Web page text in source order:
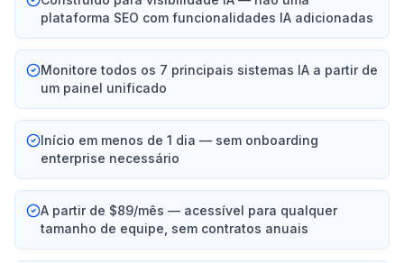
plataforma SEO com funcionalidades IA adicionadas
Monitore todos os 7 principais sistemas IA a partir de
um painel unificado
Início em menos de 1 dia — sem onboarding
enterprise necessário
A partir de $89/mês — acessível para qualquer
tamanho de equipe, sem contratos anuais